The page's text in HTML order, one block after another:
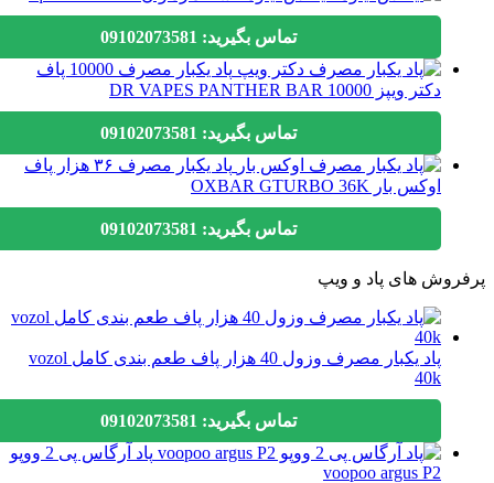
تماس بگیرید: 09102073581
پاد یکبار مصرف 10000 پاف
دکتر ویپز DR VAPES PANTHER BAR 10000
تماس بگیرید: 09102073581
پاد یکبار مصرف ۳۶ هزار پاف
اوکس بار OXBAR GTURBO 36K
تماس بگیرید: 09102073581
های پاد و ویپ
پاد یکبار مصرف وزول 40 هزار پاف طعم بندی کامل vozol
تماس بگیرید: 09102073581
پاد آرگاس پی 2 ووپو
voopoo argus P2